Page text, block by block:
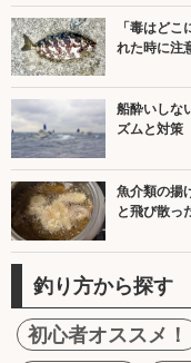
「毒はど
れた時に注
船酔いしな
ズムと対策
魚介類の揚
と飛び散っ
釣り方から探す
初心者オススメ！